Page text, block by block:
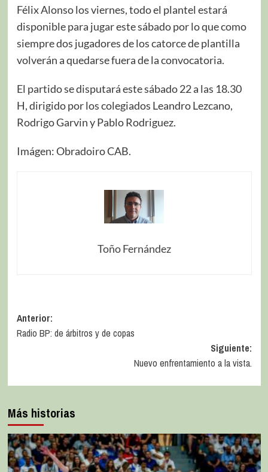
Félix Alonso los viernes, todo el plantel estará
disponible para jugar este sábado por lo que como
siempre dos jugadores de los catorce de plantilla
volverán a quedarse fuera de la convocatoria.
El partido se disputará este sábado 22 a las 18.30
H, dirigido por los colegiados Leandro Lezcano,
Rodrigo Garvin y Pablo Rodriguez.
Imágen: Obradoiro CAB.
Toño Fernández
Anterior:
Radio BP: de árbitros y de copas
Siguiente:
Nuevo enfrentamiento a la vista.
Más historias